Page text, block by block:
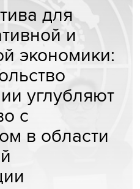
для
и
экономики:
углубляют
с
в области